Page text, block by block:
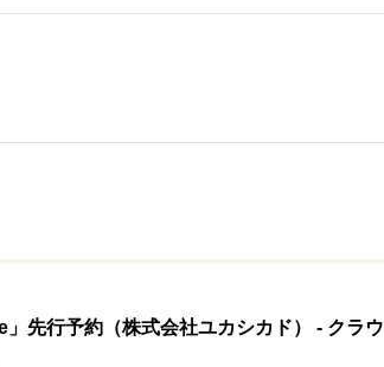
先行予約（株式会社ユカシカド） - クラウ